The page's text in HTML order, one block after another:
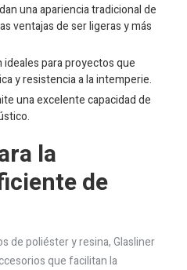
una apariencia tradicional de
ventajas de ser ligeras y más
ideales para proyectos que
y resistencia a la intemperie.
una excelente capacidad de
la
de
de poliéster y resina, Glasliner
que facilitan la